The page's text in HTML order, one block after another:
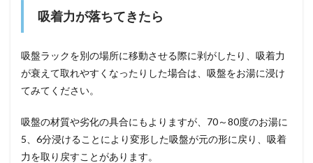
吸着力が落ちてきたら
吸盤ラックを別の場所に移動させる際に剥がしたり、吸着力
が衰えて取れやすくなったりした場合は、吸盤をお湯に浸け
てみてください。
吸盤の材質や劣化の具合にもよりますが、70～80度のお湯に
5、6分浸けることにより変形した吸盤が元の形に戻り、吸着
力を取り戻すことがあります。